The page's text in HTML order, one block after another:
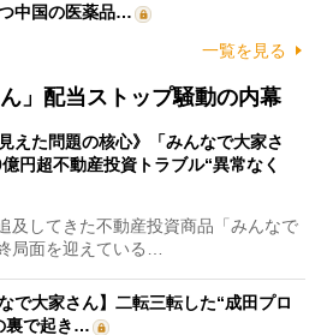
中国の医薬品…
一覧を見る
」配当ストップ騒動の内幕
見えた問題の核心》「みんなで大家さ
円超不動産投資トラブル“異常なく
及してきた不動産投資商品「みんなで
局面を迎えている…
で大家さん】二転三転した“成田プロ
裏で起き…